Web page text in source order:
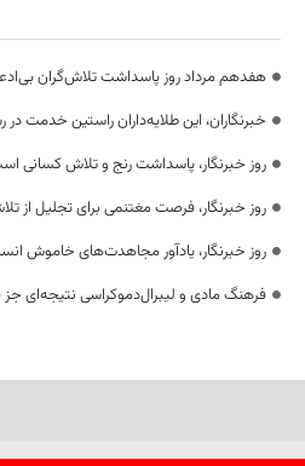
هفدهم مرداد روز پاسداشت تلاش‌گران
خبرنگاران، این طلایه‌داران راستین خدمت
روز خبرنگار، پاسداشت رنج و تلاش کسانی
روز خبرنگار، فرصت مغتنمی برای تجلیل از
روز خبرنگار، یادآور مجاهدت‌های خاموش
فرهنگ مادی و لیبرال‌دموکراسی نتیجه‌ای جز